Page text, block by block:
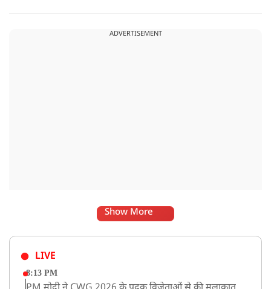
ADVERTISEMENT
Show More
LIVE
8:13 PM